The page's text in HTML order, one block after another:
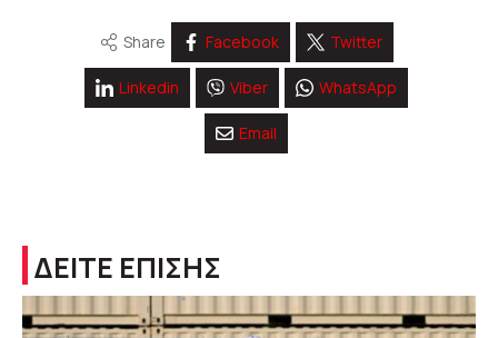
Share Facebook Twitter
Linkedin Viber WhatsApp
Email
ΔΕΙΤΕ ΕΠΙΣΗΣ